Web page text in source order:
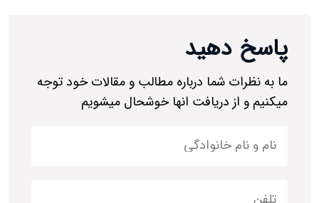
پاسخ دهید
ما به نظرات شما درباره مطالب و مقالات خود توجه
میکنیم و از دریافت انها خوشحال میشویم